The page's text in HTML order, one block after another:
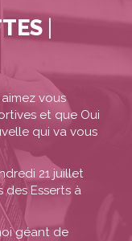
vous
et que Oui
qui va vous
21 juillet
des Esserts à
géant de